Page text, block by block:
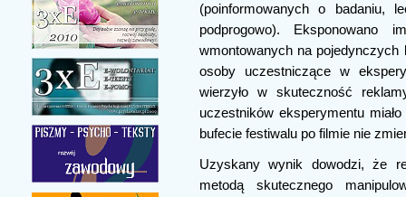
(poinformowanych o badaniu,
podprogowo).
wmontowanych na
osoby uczestniczące w
wierzyło w skuteczność
uczestników eksperymentu
bufecie festiwalu po filmie nie
Uzyskany wynik dowodzi, że
metodą skutecznego